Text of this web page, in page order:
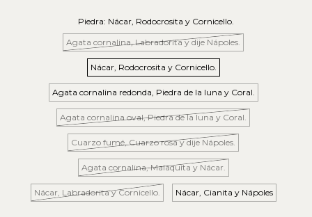
Piedra: Nácar, Rodocrosita y Cornicello.
Agata cornalina, Labradorita y dije Nápoles.
Nácar, Rodocrosita y Cornicello.
Agata cornalina redonda, Piedra de la luna y Coral.
Agata cornalina oval, Piedra de la luna y Coral.
Cuarzo fumé, Cuarzo rosa y dije Nápoles.
Agata cornalina, Malaquita y Nácar.
Nácar, Labradorita y Cornicello. Nácar, Cianita y Nápoles